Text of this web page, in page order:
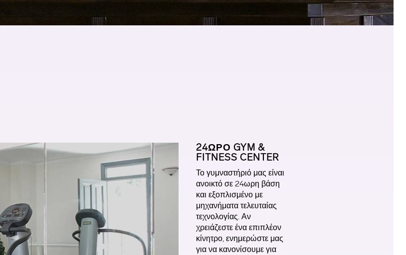
24ΩΡΟ GYM &
FITNESS CENTER
Το γυμναστήριό μας είναι
ανοικτό σε 24ωρη βάση
και εξοπλισμένο με
μηχανήματα τελευταίας
τεχνολογίας. Αν
χρειάζεστε ένα επιπλέον
κίνητρο, ενημερώστε μας
για να κανονίσουμε για